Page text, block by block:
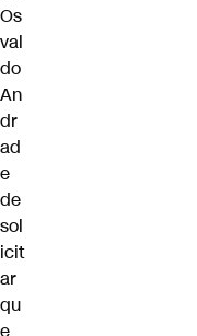
Os
val
do
An
dr
ad
e
de
sol
icit
ar
qu
e